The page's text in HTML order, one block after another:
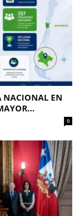
NACIONAL EN
0